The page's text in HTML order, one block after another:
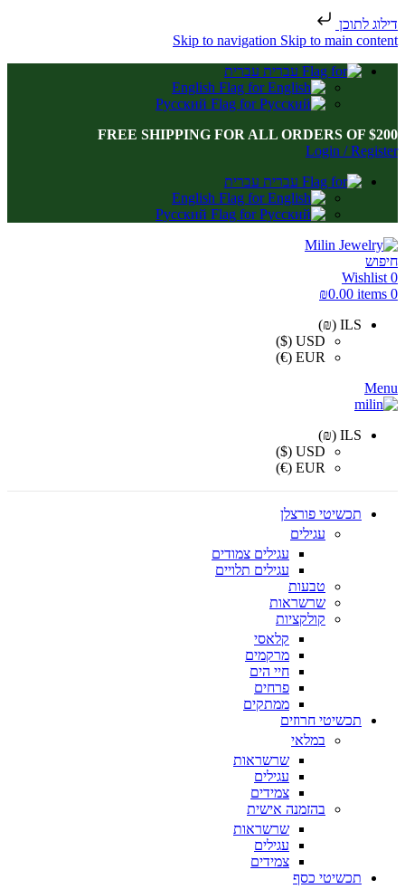
דילוג לתוכן
Skip to navigation Skip to main content
עברית
English
Русский
FREE SHIPPING FOR ALL ORDERS OF $200
Login / Register
עברית
English
Русский
חיפוש
0
Wishlist
0
items
₪0.00
ILS (₪)
USD ($)
EUR (€)
Menu
ILS (₪)
USD ($)
EUR (€)
תכשיטי פורצלן
עגילים
עגילים צמודים
עגילים תלויים
טבעות
שרשראות
קולקציות
קלאסי
מרקמים
חיי הים
פרחים
ממתקים
תכשיטי חרוזים
במלאי
שרשראות
עגילים
צמידים
בהזמנה אישית
שרשראות
עגילים
צמידים
תכשיטי כסף